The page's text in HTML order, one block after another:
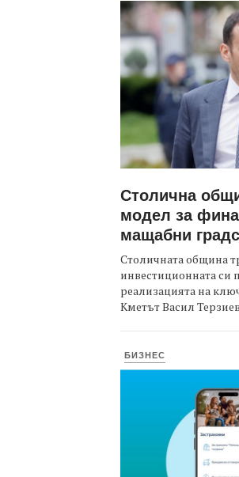
Столична
модел за
мащабни
Столичната община
инвестиционната си
реализацията на
Кметът Васил
БИЗНЕС